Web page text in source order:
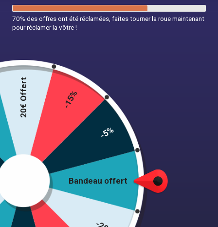
Robe Bleu Ciel Rockabilly
Couleur
Taille
Ajouter au panier
70% des offres ont été réclamées, faites tourner la roue maintenant
pour réclamer la vôtre !
Bandeau offert
20€ Offert -15%
-5%